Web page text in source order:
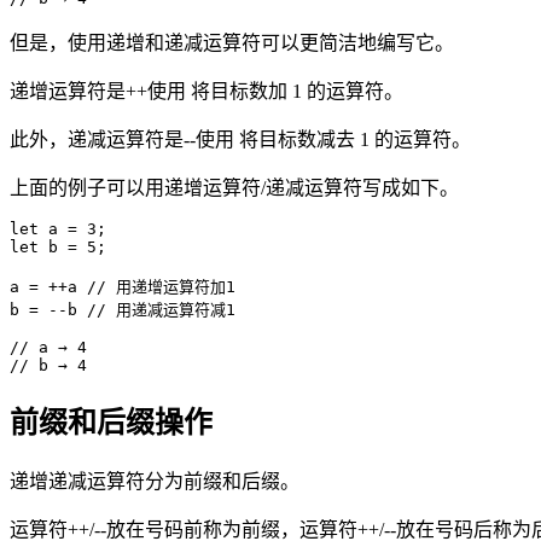
但是，使用递增和递减运算符可以更简洁地编写它。
递增运算符是++使用 将目标数加 1 的运算符。
此外，递减运算符是--使用 将目标数减去 1 的运算符。
上面的例子可以用递增运算符/递减运算符写成如下。
let a = 3;
let b = 5;
a = ++a // 用递增运算符加1
b = --b // 用递减运算符减1
// a → 4
// b → 4
前缀和后缀操作
递增递减运算符分为前缀和后缀。
运算符++/--放在号码前称为前缀，运算符++/--放在号码后称为